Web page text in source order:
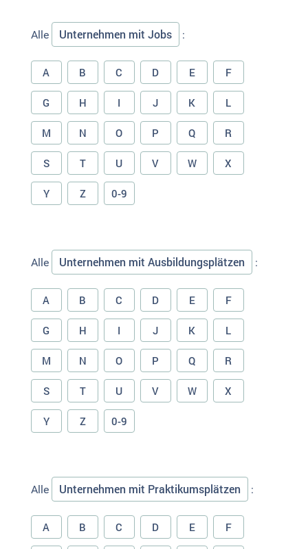
Alle Unternehmen mit Jobs :
A B C D E F
G H I J K L
M N O P Q R
S T U V W X
Y Z 0-9
Alle Unternehmen mit Ausbildungsplätzen :
A B C D E F
G H I J K L
M N O P Q R
S T U V W X
Y Z 0-9
Alle Unternehmen mit Praktikumsplätzen :
A B C D E F